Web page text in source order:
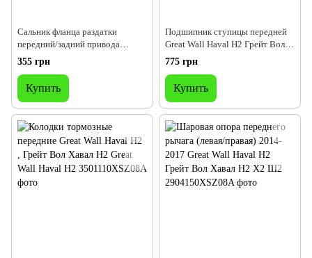
Сальник фланца раздатки
передний/задний привода
переднего/заднего моста 2.8
дизель Great Wall Hover H2 2,8
355 грн
Купить
Подшипник ступицы передней
Great Wall Haval H2 Грейт Вол
Хавал Н2
775 грн
Купить